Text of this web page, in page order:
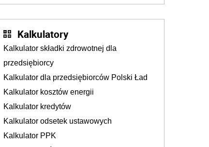
Kalkulatory
Kalkulator składki zdrowotnej dla
przedsiębiorcy
Kalkulator dla przedsiębiorców Polski Ład
Kalkulator kosztów energii
Kalkulator kredytów
Kalkulator odsetek ustawowych
Kalkulator PPK